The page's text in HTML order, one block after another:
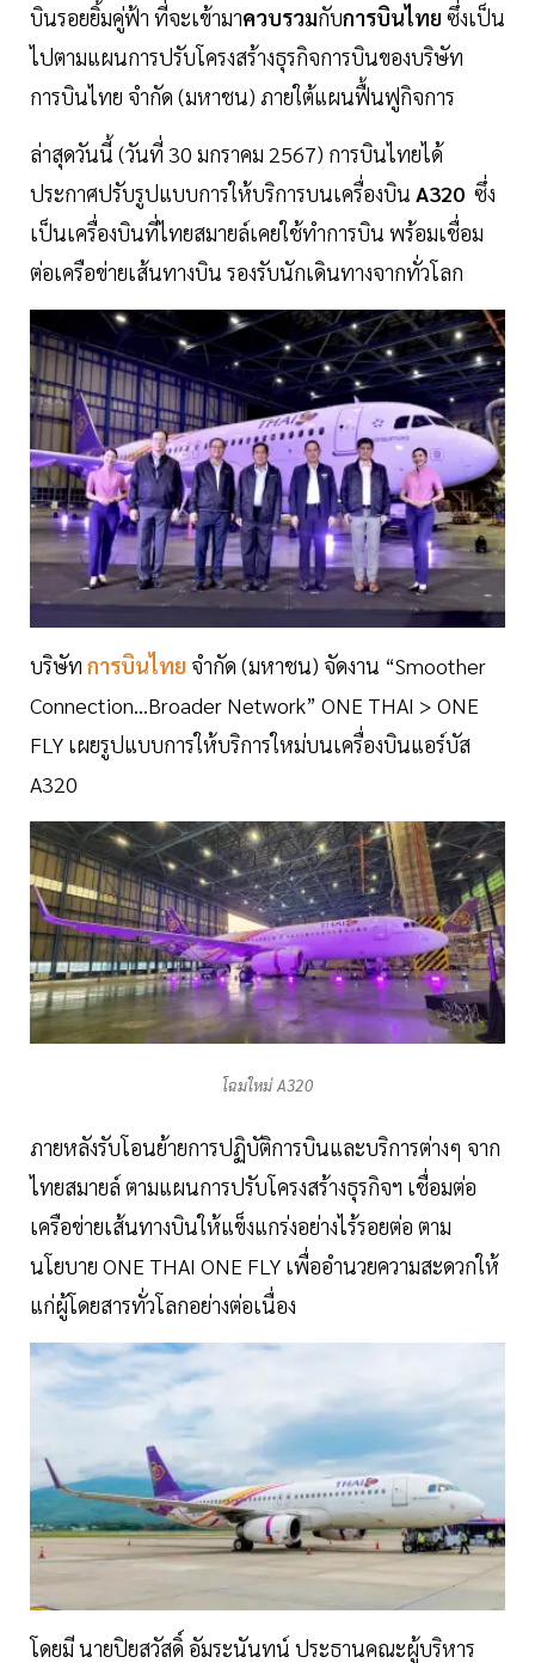
บินรอยยิ้มคู่ฟ้า ที่จะเข้ามาควบรวมกับการบินไทย ซึ่งเป็น
ไปตามแผนการปรับโครงสร้างธุรกิจการบินของบริษัท
การบินไทย จำกัด (มหาชน) ภายใต้แผนฟื้นฟูกิจการ
ล่าสุดวันนี้ (วันที่ 30 มกราคม 2567) การบินไทยได้
ประกาศปรับรูปแบบการให้บริการบนเครื่องบิน A320 ซึ่ง
เป็นเครื่องบินที่ไทยสมายล์เคยใช้ทำการบิน พร้อมเชื่อม
ต่อเครือข่ายเส้นทางบิน รองรับนักเดินทางจากทั่วโลก
บริษัท การบินไทย จำกัด (มหาชน) จัดงาน “Smoother
Connection…Broader Network” ONE THAI > ONE
FLY เผยรูปแบบการให้บริการใหม่บนเครื่องบินแอร์บัส
A320
โฉมใหม่ A320
ภายหลังรับโอนย้ายการปฏิบัติการบินและบริการต่างๆ จาก
ไทยสมายล์ ตามแผนการปรับโครงสร้างธุรกิจฯ เชื่อมต่อ
เครือข่ายเส้นทางบินให้แข็งแกร่งอย่างไร้รอยต่อ ตาม
นโยบาย ONE THAI ONE FLY เพื่ออำนวยความสะดวกให้
แก่ผู้โดยสารทั่วโลกอย่างต่อเนื่อง
โดยมี นายปิยสวัสดิ์ อัมระนันทน์ ประธานคณะผู้บริหาร